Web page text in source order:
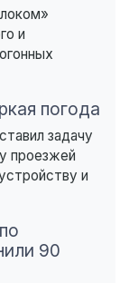
и
погода
задачу
проезжей
и
90